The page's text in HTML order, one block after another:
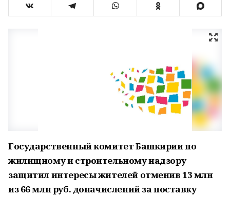
Государственный комитет Башкирии по
жилищному и строительному надзору
защитил интересы жителей отменив 13 млн
из 66 млн руб. доначислений за поставку